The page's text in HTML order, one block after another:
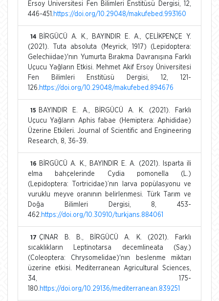
Ersoy Üniversitesi Fen Bilimleri Enstitüsü Dergisi, 12,
446-451. https://doi.org/10.29048/makufebed.993160
14
BİRGÜCÜ A. K., BAYINDIR E. A., ÇELİKPENÇE Y.
(2021). Tuta absoluta (Meyrick, 1917) (Lepidoptera:
Gelechiidae)'nın Yumurta Bırakma Davranışına Farklı
Uçucu Yağların Etkisi. Mehmet Akif Ersoy Üniversitesi
Fen Bilimleri Enstitüsü Dergisi, 12, 121-
126. https://doi.org/10.29048/makufebed.894676
15
BAYINDIR E. A., BİRGÜCÜ A. K. (2021). Farklı
Uçucu Yağların Aphis fabae (Hemiptera: Aphididae)
Üzerine Etkileri. Journal of Scientific and Engineering
Research, 8, 36-39.
16
BİRGÜCÜ A. K., BAYINDIR E. A. (2021). Isparta ili
elma bahçelerinde Cydia pomonella (L.)
(Lepidoptera: Tortricidae)’nın larva popülasyonu ve
vuruklu meyve oranının belirlenmesi. Türk Tarım ve
Doğa Bilimleri Dergisi, 8, 453-
462. https://doi.org/10.30910/turkjans.884061
17 ÇINAR B. B., BİRGÜCÜ A. K. (2021). Farklı
sıcaklıkların Leptinotarsa decemlineata (Say.)
(Coleoptera: Chrysomelidae)'nın beslenme miktarı
üzerine etkisi. Mediterranean Agricultural Sciences,
34, 175-
180. https://doi.org/10.29136/mediterranean.839251